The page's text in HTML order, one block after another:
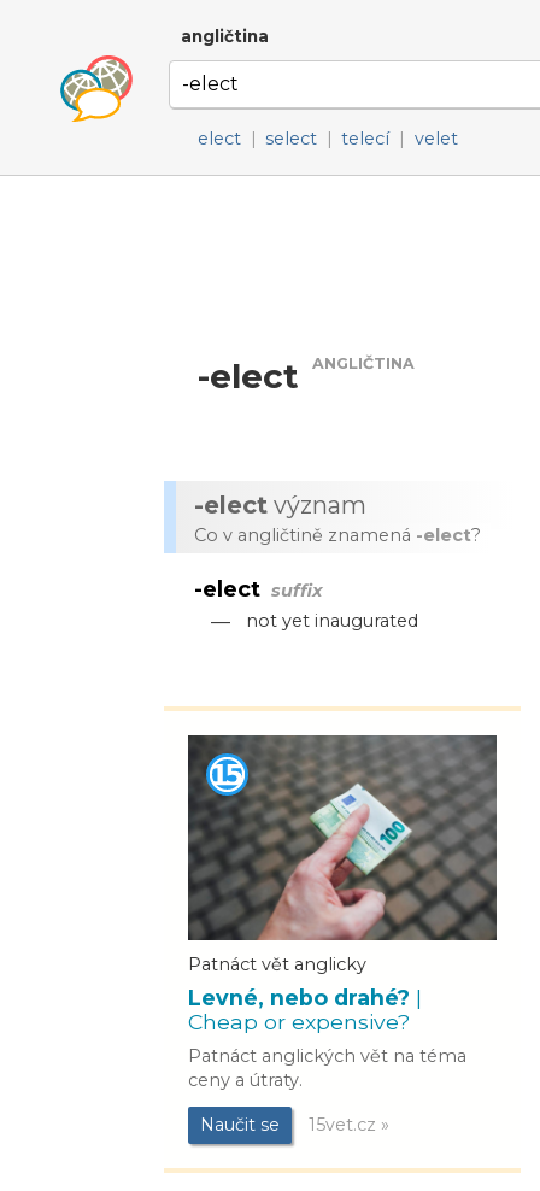
angličtina
elect | select | telecí | velet
-elect ANGLIČTINA
-elect význam
Co v angličtině znamená -elect?
-elect suffix
— not yet inaugurated
Patnáct vět anglicky
Levné, nebo drahé? |
Cheap or expensive?
Patnáct anglických vět na téma
ceny a útraty.
Naučit se 15vet.cz »